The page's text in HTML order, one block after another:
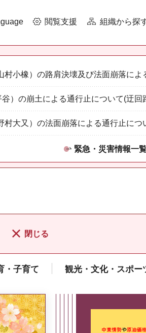
閲覧支援 組織から探
村小橡）の路肩決壊及び法面崩落によ
）の崩土による通行止について(迂回
村大又）の法面崩落による通行止につ
緊急・災害情報一
閉じる
・子育て 観光・文化・スポー
ここから最